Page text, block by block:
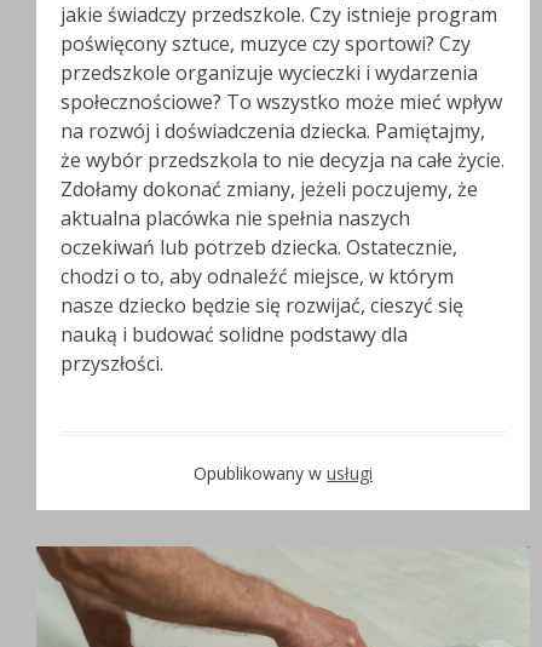
jakie świadczy przedszkole. Czy istnieje program
poświęcony sztuce, muzyce czy sportowi? Czy
przedszkole organizuje wycieczki i wydarzenia
społecznościowe? To wszystko może mieć wpływ
na rozwój i doświadczenia dziecka. Pamiętajmy,
że wybór przedszkola to nie decyzja na całe życie.
Zdołamy dokonać zmiany, jeżeli poczujemy, że
aktualna placówka nie spełnia naszych
oczekiwań lub potrzeb dziecka. Ostatecznie,
chodzi o to, aby odnaleźć miejsce, w którym
nasze dziecko będzie się rozwijać, cieszyć się
nauką i budować solidne podstawy dla
przyszłości.
Opublikowany w usługi